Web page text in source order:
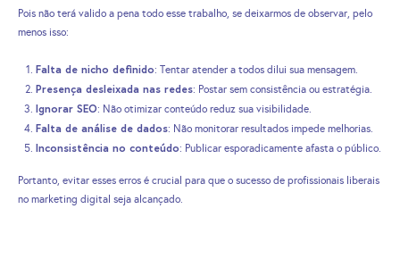
Pois não terá valido a pena todo esse trabalho, se deixarmos de observar, pelo
menos isso:
Falta de nicho definido: Tentar atender a todos dilui sua mensagem.
Presença desleixada nas redes: Postar sem consistência ou estratégia.
Ignorar SEO: Não otimizar conteúdo reduz sua visibilidade.
Falta de análise de dados: Não monitorar resultados impede melhorias.
Inconsistência no conteúdo: Publicar esporadicamente afasta o público.
Portanto, evitar esses erros é crucial para que o sucesso de profissionais liberais
no marketing digital seja alcançado.